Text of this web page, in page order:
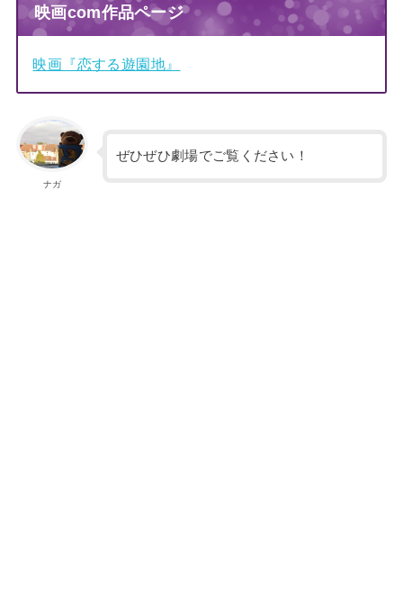
映画com作品ページ
映画『恋する遊園地』
ナガ
ぜひぜひ劇場でご覧ください！